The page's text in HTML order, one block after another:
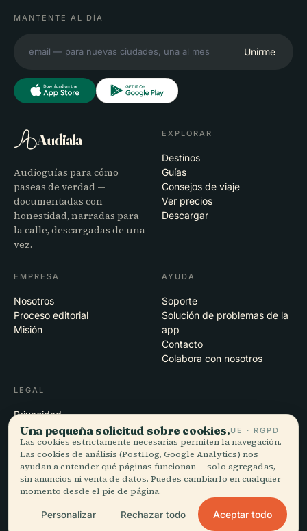
MANTENTE AL DÍA
Unirme
Audiala
Audioguías para cómo
paseas de verdad —
documentadas con
honestidad, narradas para
la calle, descargadas de una
vez.
EXPLORAR
Destinos
Guías
Consejos de viaje
Ver precios
Descargar
EMPRESA
Nosotros
Proceso editorial
Misión
AYUDA
Soporte
Solución de problemas de la
app
Contacto
Colabora con nosotros
LEGAL
Privacidad
Términos
Configuración de cookies
Eliminar cuenta
© 2026 Audiala · Hecho en Morges, Suiza, en la carretera y en la nube
EN · FR · DE · ES · IT · PT · JA · ZH · HI · RU · CS · AR
Una pequeña solicitud sobre cookies.UE · RGPD
Las cookies estrictamente necesarias permiten la navegación.
Las cookies de análisis (PostHog, Google Analytics) nos
ayudan a entender qué páginas funcionan — solo agregadas,
sin anuncios ni venta de datos. Puedes cambiarlo en cualquier
momento desde el pie de página.
Personalizar Rechazar todo Aceptar todo